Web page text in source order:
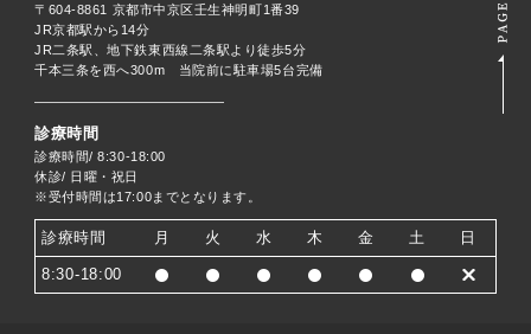
〒604-8861 京都市中京区壬生神明町1番39
JR京都駅から14分
JR二条駅、地下鉄東西線二条駅より徒歩5分
千本三条を西へ300m 当院前に駐車場5台完備
診療時間
診療時間/ 8:30-18:00
休診/ 日曜・祝日
※受付時間は17:00までとなります。
診療時間 月 火 水 木 金 土 日
8:30-18:00